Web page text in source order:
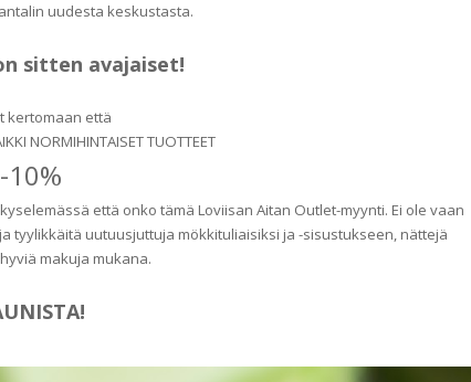
uudesta keskustasta.
sitten avajaiset!
kertomaan että
NORMIHINTAISET TUOTTEET
-10%
että onko tämä Loviisan Aitan Outlet-myynti. Ei ole vaan
tyylikkäitä uutuusjuttuja mökkituliaisiksi ja -sisustukseen, nättejä
makuja mukana.